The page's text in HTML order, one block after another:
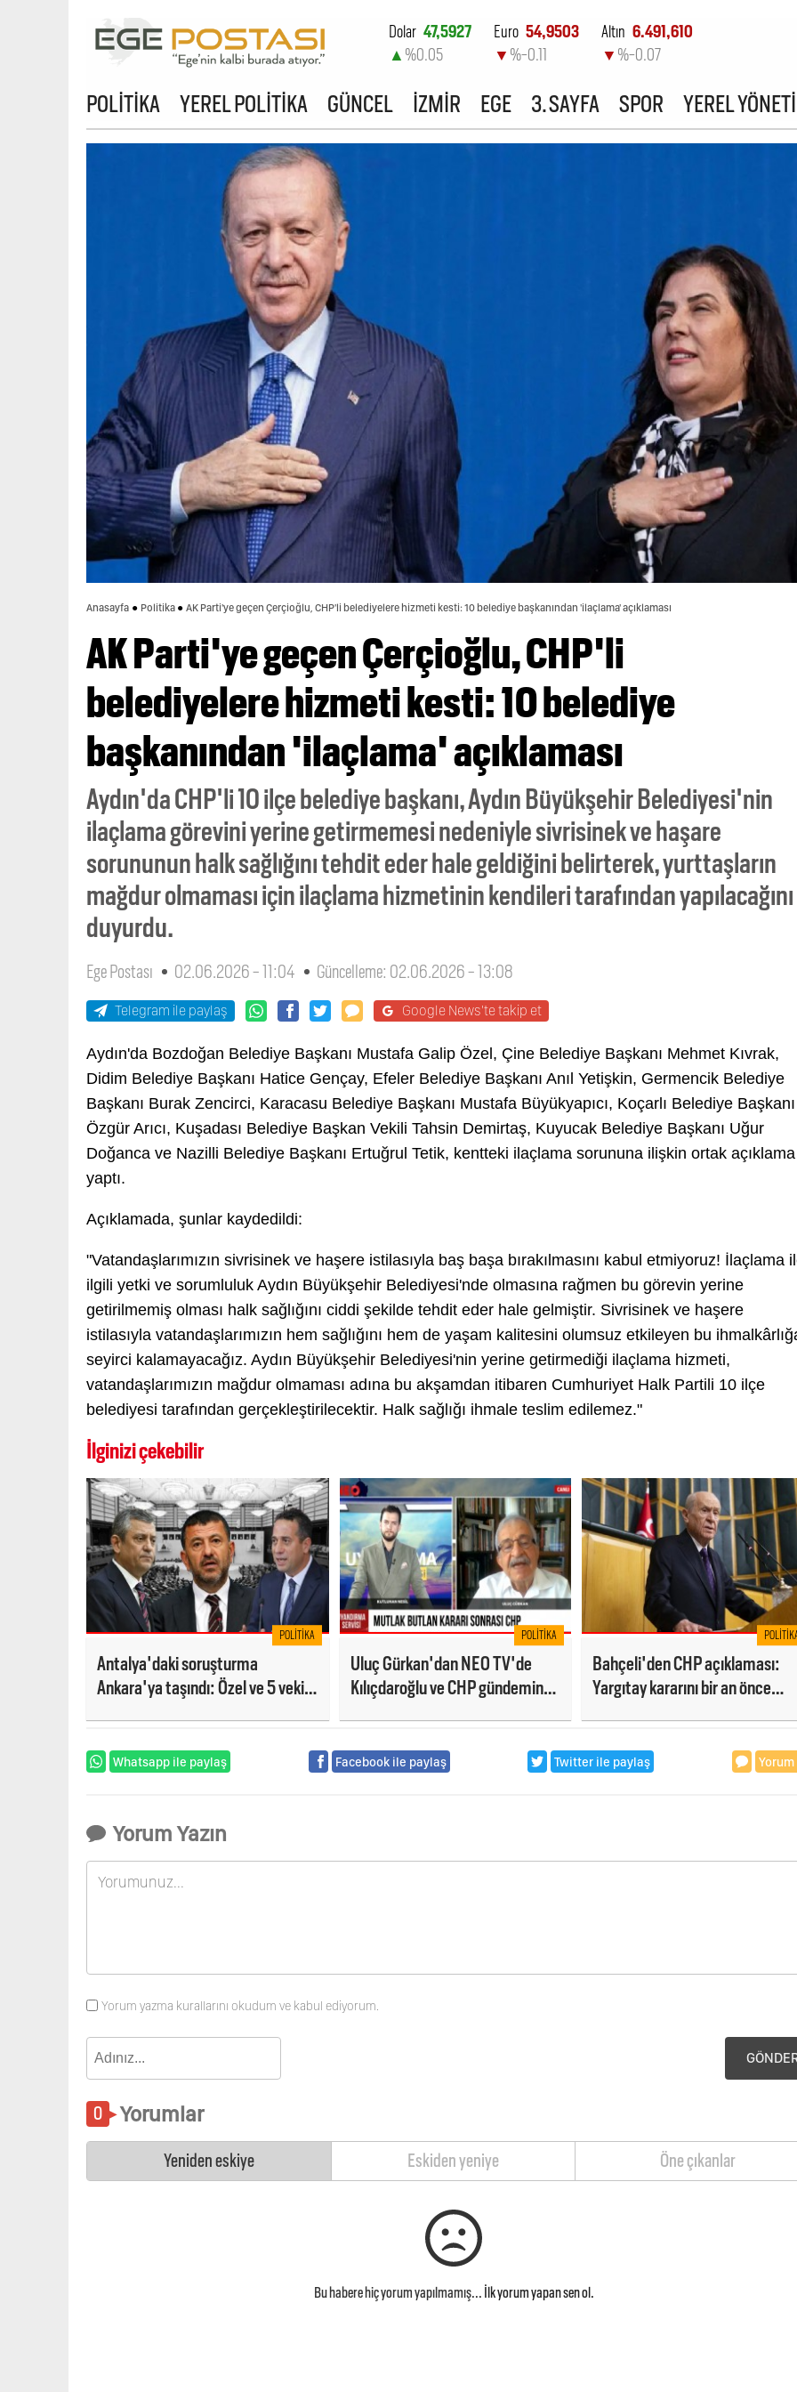
Dolar 47,5927
▲ %0.05
Euro 54,9503
▼ %-0.11
Altın 6.491,610
▼ %-0.07
%0.7
POLİTİKA YEREL POLİTİKA GÜNCEL İZMİR EGE 3. SAYFA SPOR YEREL
Anasayfa Politika AK Parti'ye geçen Çerçioğlu, CHP'li belediyelere hizmeti kesti: 10 belediye başkanından 'ilaçlama' açıklaması
AK Parti'ye geçen Çerçioğlu, CHP'li
belediyelere hizmeti kesti: 10 belediye
başkanından 'ilaçlama' açıklaması
Aydın'da CHP'li 10 ilçe belediye başkanı, Aydın Büyükşehir Belediyesi'nin
ilaçlama görevini yerine getirmemesi nedeniyle sivrisinek ve haşare
sorununun halk sağlığını tehdit eder hale geldiğini belirterek, yurttaşların
mağdur olmaması için ilaçlama hizmetinin kendileri tarafından yapılacağını
duyurdu.
Ege Postası 02.06.2026 - 11:04 Güncelleme: 02.06.2026 - 13:08
Telegram ile paylaş Google News'te takip et
Aydın'da Bozdoğan Belediye Başkanı Mustafa Galip Özel, Çine Belediye Başkanı Mehmet Kıvrak,
Didim Belediye Başkanı Hatice Gençay, Efeler Belediye Başkanı Anıl Yetişkin, Germencik Belediye
Başkanı Burak Zencirci, Karacasu Belediye Başkanı Mustafa Büyükyapıcı, Koçarlı Belediye Başkanı
Özgür Arıcı, Kuşadası Belediye Başkan Vekili Tahsin Demirtaş, Kuyucak Belediye Başkanı Uğur
Doğanca ve Nazilli Belediye Başkanı Ertuğrul Tetik, kentteki ilaçlama sorununa ilişkin ortak açıklama
yaptı.
Açıklamada, şunlar kaydedildi:
"Vatandaşlarımızın sivrisinek ve haşere istilasıyla baş başa bırakılmasını kabul etmiyoruz! İlaçlama
ilgili yetki ve sorumluluk Aydın Büyükşehir Belediyesi'nde olmasına rağmen bu görevin yerine
getirilmemiş olması halk sağlığını ciddi şekilde tehdit eder hale gelmiştir. Sivrisinek ve haşere
istilasıyla vatandaşlarımızın hem sağlığını hem de yaşam kalitesini olumsuz etkileyen bu
seyirci kalamayacağız. Aydın Büyükşehir Belediyesi'nin yerine getirmediği ilaçlama hizmeti,
vatandaşlarımızın mağdur olmaması adına bu akşamdan itibaren Cumhuriyet Halk Partili 10 ilçe
belediyesi tarafından gerçekleştirilecektir. Halk sağlığı ihmale teslim edilemez."
İlginizi çekebilir
POLITIKA
Antalya'daki soruşturma
Ankara'ya taşındı: Özel ve 5 vekile
POLITIKA
Uluç Gürkan'dan NEO TV'de
Kılıçdaroğlu ve CHP gündemine
Bahçeli'den CHP açıklaması:
Yargıtay kararını bir an önce
Whatsapp ile paylaş Facebook ile paylaş Twitter ile paylaş Yorum
Yorum Yazın
Yorum yazma kurallarını okudum ve kabul ediyorum.
Yorumlar
Yeniden eskiye Eskiden yeniye Öne çıkanlar
Bu habere hiç yorum yapılmamış... İlk yorum yapan sen ol.